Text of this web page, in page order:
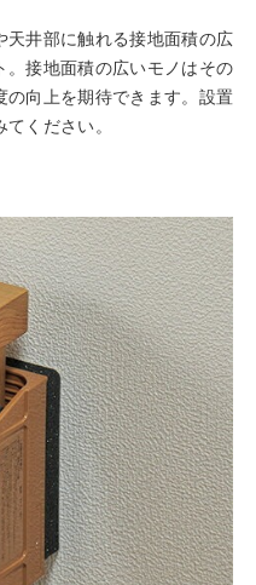
天井部に触れる接地面積の広
。接地面積の広いモノはその
の向上を期待できます。設置
ください。